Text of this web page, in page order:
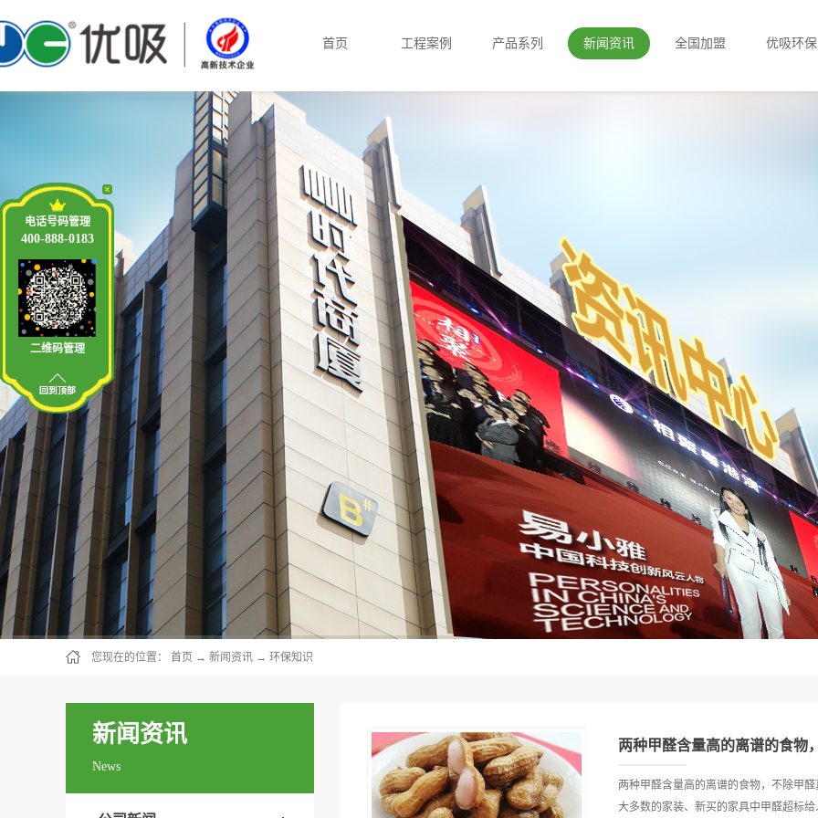
首页 工程案例 产品系列 新闻资讯 全国加盟 优吸环保
您现在的位置： 首页 → 新闻资讯 → 环保知识
新闻资讯
News
两种甲醛含量高的离谱的食物
两种甲醛含量高的离谱的食物，不除甲
大多数的家装、新买的家具中甲醛超标
电话号码管理
400-888-0183
二维码管理